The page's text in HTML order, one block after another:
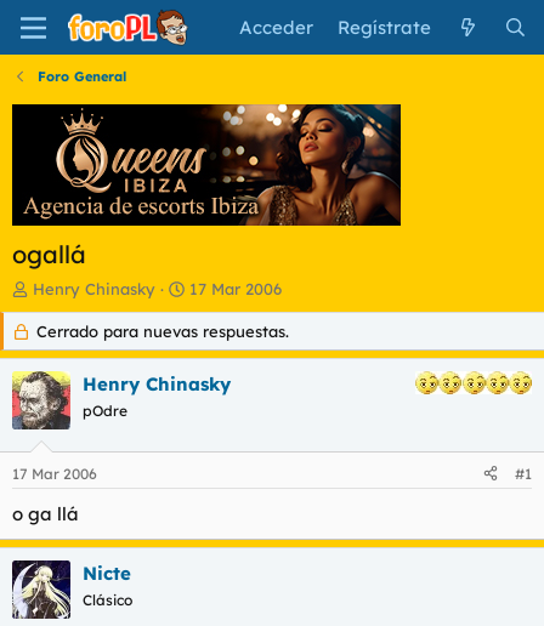
Acceder Regístrate
Foro General
ogallá
I
n
c
i
a
d
o
d
l
t
e
m
a
Henry Chinasky
F
e
c
h
d
i
o
17 Mar 2006
Cerrado para nuevas respuestas.
Henry Chinasky
pOdre
17 Mar 2006 #1
o ga llá
Nicte
Clásico